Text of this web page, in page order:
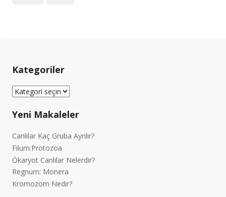
Kategoriler
Kategoriler
Yeni Makaleler
Canlılar Kaç Gruba Ayrılır?
Filum:Protozoa
Ökaryot Canlılar Nelerdir?
Regnum: Monera
Kromozom Nedir?